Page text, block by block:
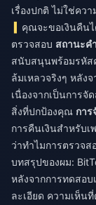
เรื่องปกติ ไม่ใช่คว
คุณจะขอเงินคืนไ
ตรวจสอบ สถานะค
สนับสนุนพร้อมรหัส
ล้มเหลวจริงๆ หลัง
เนื่องจากเป็นการจั
สิ่งที่ปกป้องคุณ การ
การคืนเงินสำหรับ
ว่าทำไมการตรวจ
บทสรุปของผม:
หลังจากการทดสอบ
ละเอียด ความเห็น